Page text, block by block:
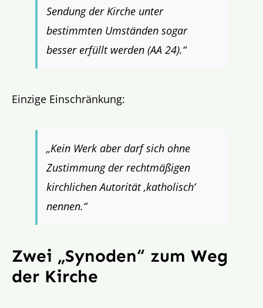
Sendung der Kirche unter
bestimmten Umständen sogar
besser erfüllt werden (AA 24).“
Einzige Einschränkung:
„Kein Werk aber darf sich ohne
Zustimmung der rechtmäßigen
kirchlichen Autorität ‚katholisch’
nennen.“
Zwei „Synoden“ zum Weg
der Kirche